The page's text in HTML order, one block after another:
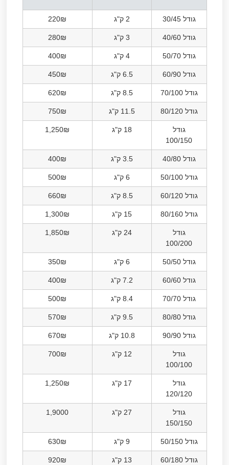
גודל 30/45 2 ק"ג 220₪
גודל 40/60 3 ק"ג 280₪
גודל 50/70 4 ק"ג 400₪
גודל 60/90 6.5 ק"ג 450₪
גודל 70/100 8.5 ק"ג 620₪
גודל 80/120 11.5 ק"ג 750₪
גודל
100/150
18 ק"ג 1,250₪
גודל 40/80 3.5 ק"ג 400₪
גודל 50/100 6 ק"ג 500₪
גודל 60/120 8.5 ק"ג 660₪
גודל 80/160 15 ק"ג 1,300₪
גודל
100/200
24 ק"ג 1,850₪
גודל 50/50 6 ק"ג 350₪
גודל 60/60 7.2 ק"ג 400₪
גודל 70/70 8.4 ק"ג 500₪
גודל 80/80 9.5 ק"ג 570₪
גודל 90/90 10.8 ק"ג 670₪
גודל
100/100
12 ק"ג 700₪
גודל
120/120
17 ק"ג 1,250₪
גודל
150/150
27 ק"ג 1,9000
גודל 50/150 9 ק"ג 630₪
גודל 60/180 13 ק"ג 920₪